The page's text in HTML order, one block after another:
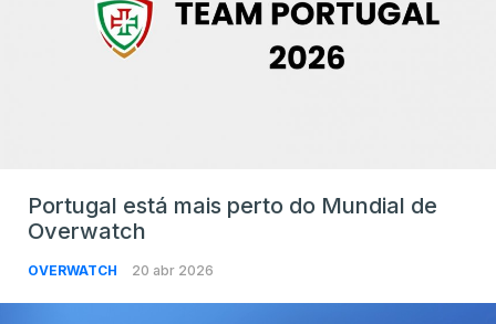
Portugal está mais perto do Mundial de
Overwatch
OVERWATCH 20 abr 2026